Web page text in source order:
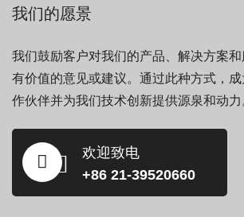
我们的愿景
我们鼓励客户对我们的产品、解决方案和
有价值的意见或建议。通过此种方式，
作伙伴并为我们技术创新提供源泉和动力
欢迎致电
+86 21-39520660